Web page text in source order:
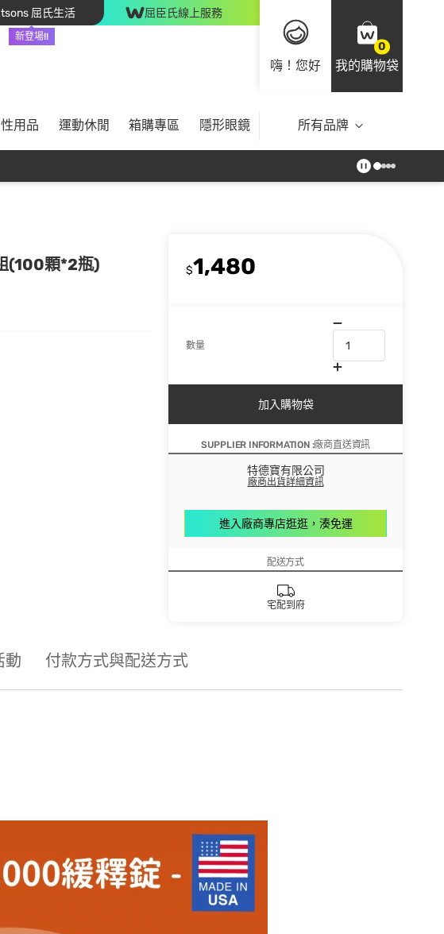
屈氏生活
新登場!!
屈臣氏線上服務
嗨！您好
0
我的購物袋
用品 運動休閒 箱購專區 隱形眼鏡 所有品牌
(100顆*2瓶)
$1,480
數量
加入購物袋
SUPPLIER INFORMATION :廠商直送資訊
特德寶有限公司
廠商出貨詳細資訊
進入廠商專店逛逛，湊免運
配送方式
宅配到府
動 付款方式與配送方式